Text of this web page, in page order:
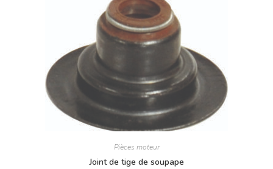
Pièces moteur
Joint de tige de soupape